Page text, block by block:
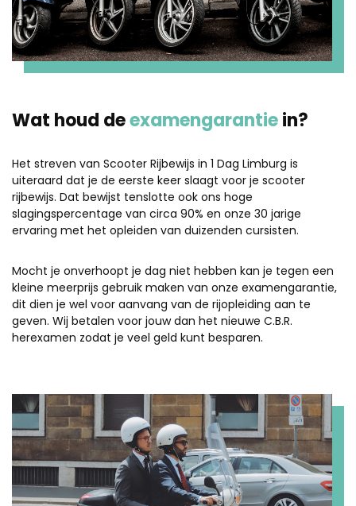
Wat houd deexamengarantiein?
Het streven van Scooter Rijbewijs in 1 Dag Limburg is
uiteraard dat je de eerste keer slaagt voor je scooter
rijbewijs. Dat bewijst tenslotte ook ons hoge
slagingspercentage van circa 90% en onze 30 jarige
ervaring met het opleiden van duizenden cursisten.
Mocht je onverhoopt je dag niet hebben kan je tegen een
kleine meerprijs gebruik maken van onze examengarantie,
dit dien je wel voor aanvang van de rijopleiding aan te
geven. Wij betalen voor jouw dan het nieuwe C.B.R.
herexamen zodat je veel geld kunt besparen.